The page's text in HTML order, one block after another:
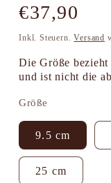
Normaler
Preis
€37,90
Inkl. Steuern.Versand
Die Größe
und ist nicht die
Größe
9.5 cm
25 cm